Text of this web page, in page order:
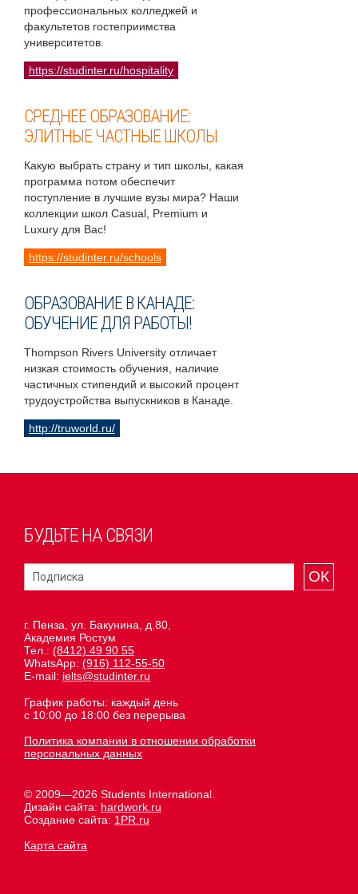
профессиональных колледжей и
факультетов гостеприимства
университетов.
https://studinter.ru/hospitality
СРЕДНЕЕ ОБРАЗОВАНИЕ:
ЭЛИТНЫЕ ЧАСТНЫЕ ШКОЛЫ
Какую выбрать страну и тип школы, какая
программа потом обеспечит
поступление в лучшие вузы мира? Наши
коллекции школ Casual, Premium и
Luxury для Вас!
https://studinter.ru/schools
ОБРАЗОВАНИЕ В КАНАДЕ:
ОБУЧЕНИЕ ДЛЯ РАБОТЫ!
Thompson Rivers University отличает
низкая стоимость обучения, наличие
частичных стипендий и высокий процент
трудоустройства выпускников в Канаде.
http://truworld.ru/
БУДЬТЕ НА СВЯЗИ
ОК
г. Пенза, ул. Бакунина, д.80,
Академия Ростум
Тел.: (8412) 49 90 55
WhatsApp: (916) 112-55-50
E-mail: ielts@studinter.ru
График работы: каждый день
с 10:00 до 18:00 без перерыва
Политика компании в отношении обработки
персональных данных
© 2009—2026 Students International.
Дизайн сайта: hardwork.ru
Создание сайта: 1PR.ru
Карта сайта